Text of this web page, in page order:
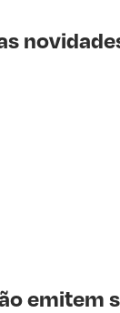
emitem